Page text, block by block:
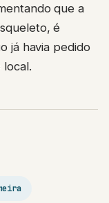
que a
é
já havia pedido
local.